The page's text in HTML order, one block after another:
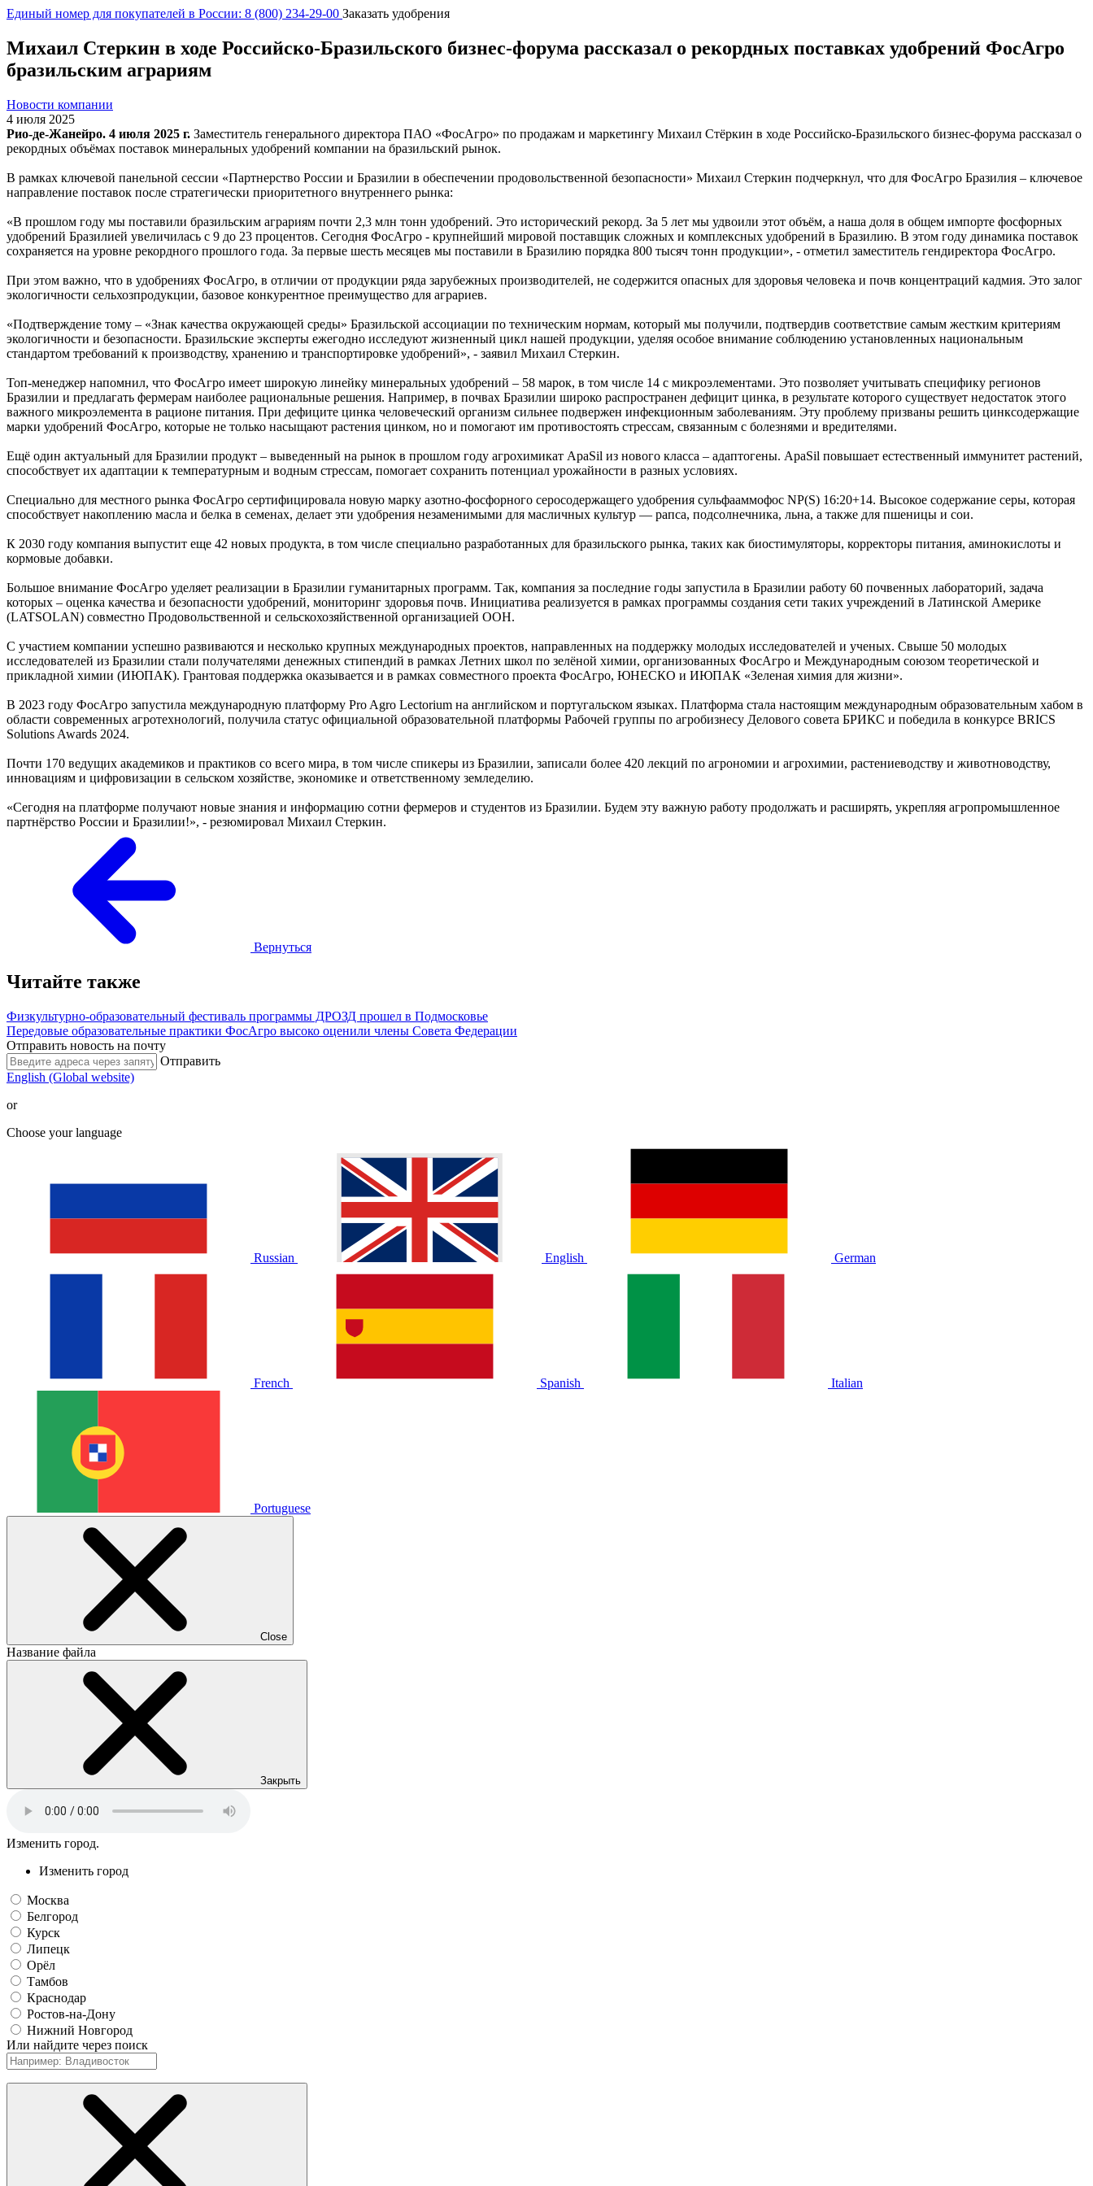
Единый номер для покупателей в России: 8 (800) 234-29-00 Заказать удобрения
Михаил Стеркин в ходе Российско-Бразильского бизнес-форума рассказал о рекордных поставках удобрений ФосАгро
бразильским аграриям
Новости компании
4 июля 2025
Рио-де-Жанейро. 4 июля 2025 г. Заместитель генерального директора ПАО «ФосАгро» по продажам и маркетингу Михаил Стёркин в ходе Российско-Бразильского бизнес-форума рассказал о
рекордных объёмах поставок минеральных удобрений компании на бразильский рынок.
В рамках ключевой панельной сессии «Партнерство России и Бразилии в обеспечении продовольственной безопасности» Михаил Стеркин подчеркнул, что для ФосАгро Бразилия – ключевое
направление поставок после стратегически приоритетного внутреннего рынка:
«В прошлом году мы поставили бразильским аграриям почти 2,3 млн тонн удобрений. Это исторический рекорд. За 5 лет мы удвоили этот объём, а наша доля в общем импорте фосфорных
удобрений Бразилией увеличилась с 9 до 23 процентов. Сегодня ФосАгро - крупнейший мировой поставщик сложных и комплексных удобрений в Бразилию. В этом году динамика поставок
сохраняется на уровне рекордного прошлого года. За первые шесть месяцев мы поставили в Бразилию порядка 800 тысяч тонн продукции», - отметил заместитель гендиректора ФосАгро.
При этом важно, что в удобрениях ФосАгро, в отличии от продукции ряда зарубежных производителей, не содержится опасных для здоровья человека и почв концентраций кадмия. Это залог
экологичности сельхозпродукции, базовое конкурентное преимущество для аграриев.
«Подтверждение тому – «Знак качества окружающей среды» Бразильской ассоциации по техническим нормам, который мы получили, подтвердив соответствие самым жестким критериям
экологичности и безопасности. Бразильские эксперты ежегодно исследуют жизненный цикл нашей продукции, уделяя особое внимание соблюдению установленных национальным
стандартом требований к производству, хранению и транспортировке удобрений», - заявил Михаил Стеркин.
Топ-менеджер напомнил, что ФосАгро имеет широкую линейку минеральных удобрений – 58 марок, в том числе 14 с микроэлементами. Это позволяет учитывать специфику регионов
Бразилии и предлагать фермерам наиболее рациональные решения. Например, в почвах Бразилии широко распространен дефицит цинка, в результате которого существует недостаток этого
важного микроэлемента в рационе питания. При дефиците цинка человеческий организм сильнее подвержен инфекционным заболеваниям. Эту проблему призваны решить цинксодержащие
марки удобрений ФосАгро, которые не только насыщают растения цинком, но и помогают им противостоять стрессам, связанным с болезнями и вредителями.
Ещё один актуальный для Бразилии продукт – выведенный на рынок в прошлом году агрохимикат ApaSil из нового класса – адаптогены. ApaSil повышает естественный иммунитет растений,
способствует их адаптации к температурным и водным стрессам, помогает сохранить потенциал урожайности в разных условиях.
Специально для местного рынка ФосАгро сертифицировала новую марку азотно-фосфорного серосодержащего удобрения сульфааммофос NP(S) 16:20+14. Высокое содержание серы, которая
способствует накоплению масла и белка в семенах, делает эти удобрения незаменимыми для масличных культур — рапса, подсолнечника, льна, а также для пшеницы и сои.
К 2030 году компания выпустит еще 42 новых продукта, в том числе специально разработанных для бразильского рынка, таких как биостимуляторы, корректоры питания, аминокислоты и
кормовые добавки.
Большое внимание ФосАгро уделяет реализации в Бразилии гуманитарных программ. Так, компания за последние годы запустила в Бразилии работу 60 почвенных лабораторий, задача
которых – оценка качества и безопасности удобрений, мониторинг здоровья почв. Инициатива реализуется в рамках программы создания сети таких учреждений в Латинской Америке
(LATSOLAN) совместно Продовольственной и сельскохозяйственной организацией ООН.
С участием компании успешно развиваются и несколько крупных международных проектов, направленных на поддержку молодых исследователей и ученых. Свыше 50 молодых
исследователей из Бразилии стали получателями денежных стипендий в рамках Летних школ по зелёной химии, организованных ФосАгро и Международным союзом теоретической и
прикладной химии (ИЮПАК). Грантовая поддержка оказывается и в рамках совместного проекта ФосАгро, ЮНЕСКО и ИЮПАК «Зеленая химия для жизни».
В 2023 году ФосАгро запустила международную платформу Pro Agro Lectorium на английском и португальском языках. Платформа стала настоящим международным образовательным хабом в
области современных агротехнологий, получила статус официальной образовательной платформы Рабочей группы по агробизнесу Делового совета БРИКС и победила в конкурсе BRICS
Solutions Awards 2024.
Почти 170 ведущих академиков и практиков со всего мира, в том числе спикеры из Бразилии, записали более 420 лекций по агрономии и агрохимии, растениеводству и животноводству,
инновациям и цифровизации в сельском хозяйстве, экономике и ответственному земледелию.
«Сегодня на платформе получают новые знания и информацию сотни фермеров и студентов из Бразилии. Будем эту важную работу продолжать и расширять, укрепляя агропромышленное
партнёрство России и Бразилии!», - резюмировал Михаил Стеркин.
Вернуться
Читайте также
Физкультурно-образовательный фестиваль программы ДРОЗД прошел в Подмосковье
Передовые образовательные практики ФосАгро высоко оценили члены Совета Федерации
Отправить новость на почту
Отправить
English (Global website)
or
Choose your language
Russian English German
French Spanish Italian
Portuguese
Close
Название файла
Закрыть
Изменить город.
Изменить город
Москва
Белгород
Курск
Липецк
Орёл
Тамбов
Краснодар
Ростов-на-Дону
Нижний Новгород
Или найдите через поиск